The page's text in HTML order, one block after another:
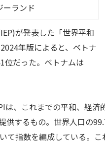
ーランド
が発表した「世界平和
年版によると、ベトナ
位だった。ベトナムは
、これまでの平和、経済
供するもの。世界人口の
て指数を編成している。